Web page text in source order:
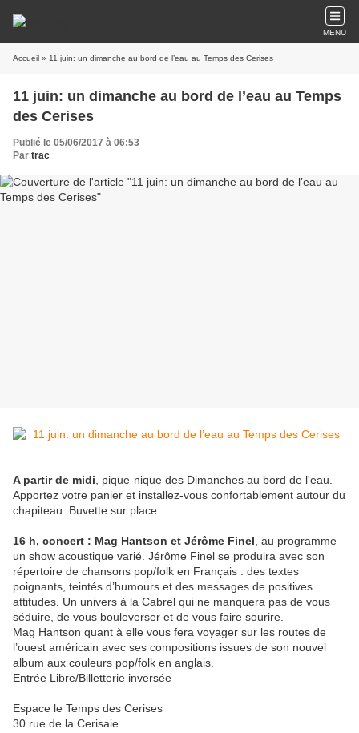
MENU
Accueil » 11 juin: un dimanche au bord de l’eau au Temps des Cerises
11 juin: un dimanche au bord de l’eau au Temps
des Cerises
Publié le 05/06/2017 à 06:53
Par trac
A partir de midi , pique-nique des Dimanches au bord de l'eau.
Apportez votre panier et installez-vous confortablement autour du
chapiteau. Buvette sur place
16 h, concert : Mag Hantson et Jérôme Finel , au programme
un show acoustique varié. Jérôme Finel se produira avec son
répertoire de chansons pop/folk en Français : des textes
poignants, teintés d’humours et des messages de positives
attitudes. Un univers à la Cabrel qui ne manquera pas de vous
séduire, de vous bouleverser et de vous faire sourire.
Mag Hantson quant à elle vous fera voyager sur les routes de
l’ouest américain avec ses compositions issues de son nouvel
album aux couleurs pop/folk en anglais.
Entrée Libre/Billetterie inversée
Espace le Temps des Cerises
30 rue de la Cerisaie